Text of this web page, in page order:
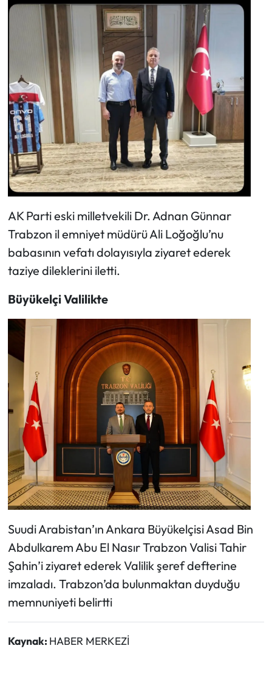
AK Parti eski milletvekili Dr. Adnan Günnar
Trabzon il emniyet müdürü Ali Loğoğlu’nu
babasının vefatı dolayısıyla ziyaret ederek
taziye dileklerini iletti.
Büyükelçi Valilikte
Suudi Arabistan’ın Ankara Büyükelçisi Asad Bin
Abdulkarem Abu El Nasır Trabzon Valisi Tahir
Şahin’i ziyaret ederek Valilik şeref defterine
imzaladı. Trabzon’da bulunmaktan duyduğu
memnuniyeti belirtti
Kaynak: HABER MERKEZİ